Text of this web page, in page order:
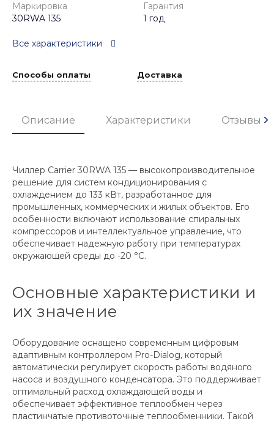
Маркировка
30RWA 135
Гарантия
1 год
Все характеристики
Способы оплаты Доставка
Описание Характеристики Отзывы
Чиллер Carrier 30RWA 135 — высокопроизводительное
решение для систем кондиционирования с
охлаждением до 133 кВт, разработанное для
промышленных, коммерческих и жилых объектов. Его
особенности включают использование спиральных
компрессоров и интеллектуальное управление, что
обеспечивает надежную работу при температурах
окружающей среды до -20 °С.
Основные характеристики и
их значение
Оборудование оснащено современным цифровым
адаптивным контроллером Pro-Dialog, который
автоматически регулирует скорость работы водяного
насоса и воздушного конденсатора. Это поддерживает
оптимальный расход охлаждающей воды и
обеспечивает эффективное теплообмен через
пластинчатые противоточные теплообменники. Такой